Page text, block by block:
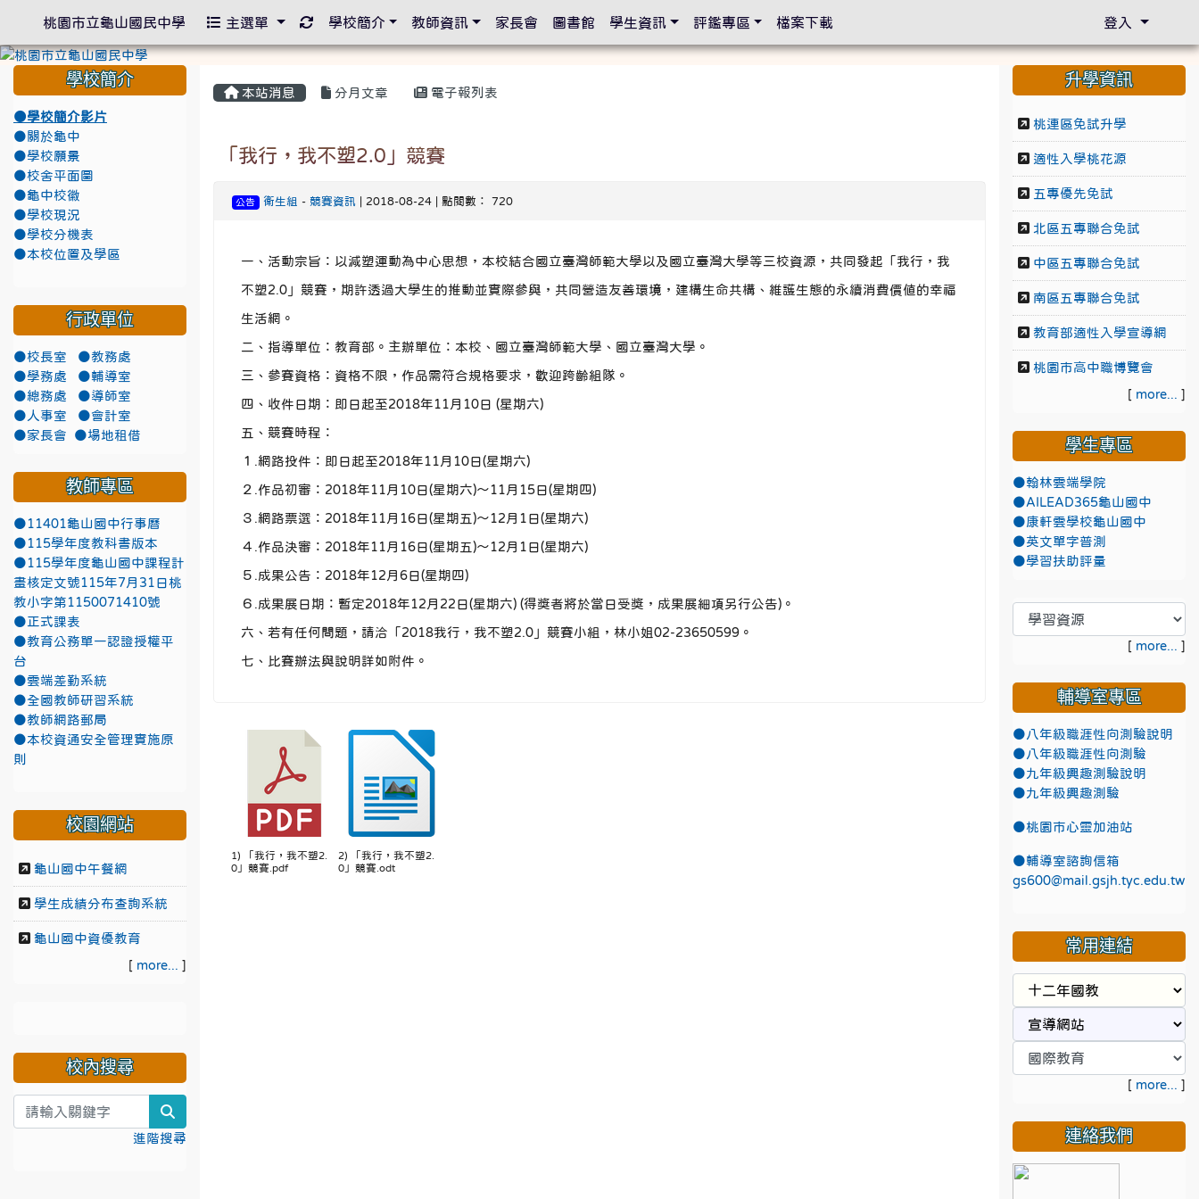
本站消息 分月文章 電子報列表
「我行，我不塑2.0」競賽
公告 衛生組 - 競賽資訊| 2018-08-24 | 點閱數： 720
一、活動宗旨：以減塑運動為中心思想，本校結合國立臺灣師範大學以及國立臺灣大學等三校資源，共同發起「我行，我
不塑2.0」競賽，期許透過大學生的推動並實際參與，共同營造友善環境，建構生命共構、維護生態的永續消費價值的幸福
生活網。
二、指導單位：教育部。主辦單位：本校、國立臺灣師範大學、國立臺灣大學。
三、參賽資格：資格不限，作品需符合規格要求，歡迎跨齡組隊。
四、收件日期：即日起至2018年11月10日 (星期六)
五、競賽時程：
１.網路投件：即日起至2018年11月10日(星期六)
２.作品初審：2018年11月10日(星期六)～11月15日(星期四)
３.網路票選：2018年11月16日(星期五)～12月1日(星期六)
４.作品決審：2018年11月16日(星期五)～12月1日(星期六)
５.成果公告：2018年12月6日(星期四)
６.成果展日期：暫定2018年12月22日(星期六) (得獎者將於當日受獎，成果展細項另行公告)。
六、若有任何問題，請洽「2018我行，我不塑2.0」競賽小組，林小姐02-23650599。
七、比賽辦法與說明詳如附件。
1) 「我行，我不塑2.
0」競賽.pdf
2) 「我行，我不塑2.
0」競賽.odt
學校簡介
●學校簡介影片
●關於龜中
●學校願景
●校舍平面圖
●龜中校徽
●學校現況
●學校分機表
●本校位置及學區
行政單位
●校長室
●教務處
●學務處
●輔導室
●總務處
●導師室
●人事室
●會計室
●家長會
●場地租借
教師專區
●11401龜山國中行事曆
●115學年度教科書版本
●115學年度龜山國中課程計
畫核定文號115年7月31日桃
教小字第1150071410號
●正式課表
●教育公務單一認證授權平
台
●雲端差勤系統
●全國教師研習系統
●教師網路郵局
●本校資通安全管理實施原
則
校園網站
龜山國中午餐網
學生成績分布查詢系統
龜山國中資優教育
[ more... ]
校內搜尋
進階搜尋
升學資訊
桃連區免試升學
適性入學桃花源
五專優先免試
北區五專聯合免試
中區五專聯合免試
南區五專聯合免試
教育部適性入學宣導網
桃園市高中職博覽會
[ more... ]
學生專區
●翰林雲端學院
●AILEAD365龜山國中
●康軒雲學校龜山國中
●英文單字普測
●學習扶助評量
[ more... ]
輔導室專區
●八年級職涯性向測驗說明
●八年級職涯性向測驗
●九年級興趣測驗說明
●九年級興趣測驗
●桃園市心靈加油站
●輔導室諮詢信箱
gs600@mail.gsjh.tyc.edu.tw
常用連結
[ more... ]
連絡我們
桃園市立龜山國民中學 主選單 重新取得佈景設定
學校簡介 教師資訊 家長會 圖書館 學生資訊 評鑑專區 檔案下載 登入